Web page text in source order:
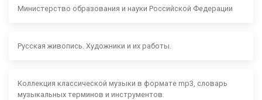
Министерство образования и науки Российской Федерации
Русская живопись. Художники и их работы.
Коллекция классической музыки в формате mp3, словарь
музыкальных терминов и инструментов.